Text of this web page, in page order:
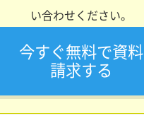
い合わせください。
今すぐ無料で資料
請求する